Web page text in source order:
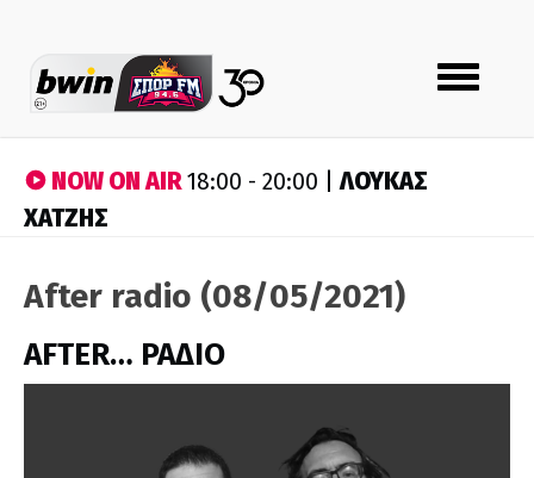
Toggle
navigation
NOW ON AIR18:00 - 20:00 |ΛΟΥΚΑΣ
ΧΑΤΖΗΣ
After radio (08/05/2021)
AFTER… ΡΑΔΙΟ